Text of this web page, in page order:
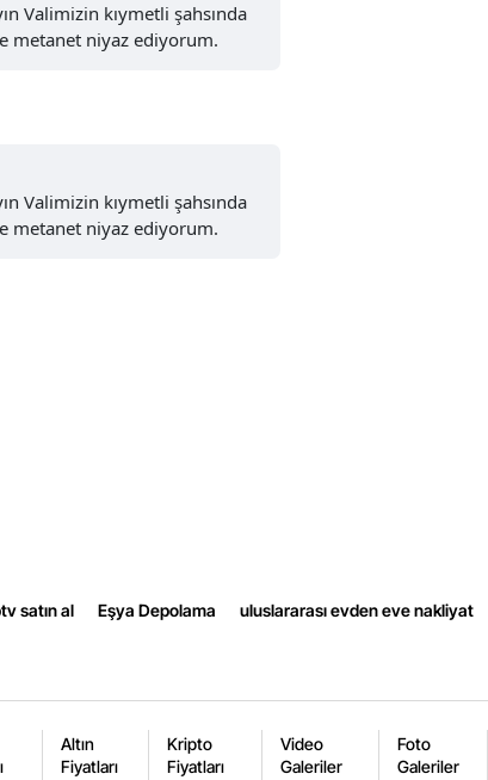
Batman
Ardahan
Iğdır
Valimizin kıymetli şahsında
metanet niyaz ediyorum.
Valimizin kıymetli şahsında
metanet niyaz ediyorum.
satın al Eşya Depolama uluslararası evden eve nakliyat
Altın
Fiyatları
Kripto
Fiyatları
Video
Galeriler
Foto
Galeriler